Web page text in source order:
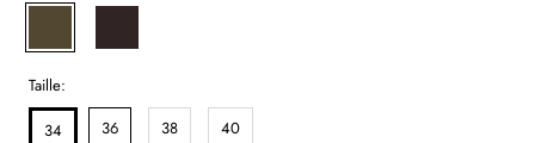
Taille:
34
36 38 40